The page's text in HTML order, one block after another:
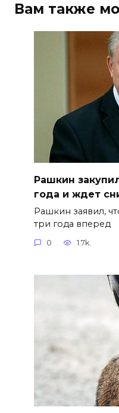
Вам также
Рашкин
года и ждет
Рашкин заявил,
три года вперед
0 1.7k.